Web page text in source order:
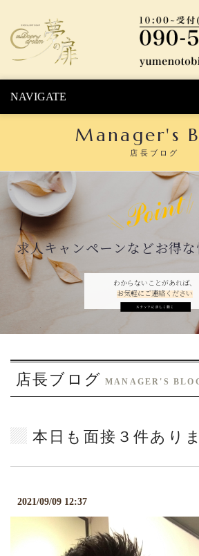
NAVIGATE
Manager's
店長ブログ
わからないことがあれば、
お気軽にご連絡ください
求人キャンペーンなどお得な
店長ブログ MANAGER'S
本日も面接３件あり
2021/09/09 12:37